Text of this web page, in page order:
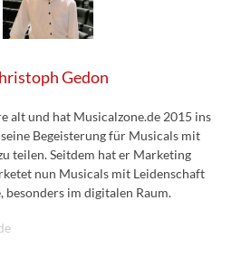
Gedon
alt und hat Musicalzone.de 2015 ins
Begeisterung für Musicals mit
teilen. Seitdem hat er Marketing
nun Musicals mit Leidenschaft
besonders im digitalen Raum.